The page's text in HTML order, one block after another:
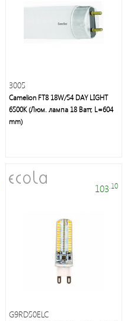
3005
Camelion FT8 18W/54 DAY LIGHT
6500K (Люм. лампа 18 Ватт, L=604
mm)
103 .10
G9RD50ELC